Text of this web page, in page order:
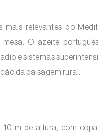
relevantes do
O azeite
e sistemas
da paisagem rural.
m de altura, com